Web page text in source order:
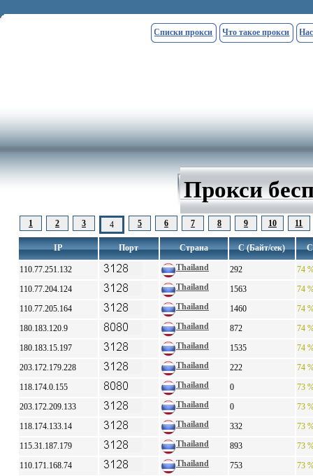
Списки прокси Что такое прокси
Прокси
1 2 3 4 5 6 7 8 9 10 11
IP Порт Страна С (Байт/сек)
110.77.251.132 Thailand 292
74
110.77.204.124
Thailand 1563
74
110.77.205.164
Thailand 1460
74
180.183.120.9
Thailand 872
74
180.183.15.197
Thailand 1535
74
203.172.179.228
Thailand 222
74
118.174.0.155
Thailand 0
73
203.172.209.133
Thailand 0
73
118.174.133.14
Thailand 332
73
115.31.187.179
Thailand 893
73
110.171.168.74
Thailand 753
73